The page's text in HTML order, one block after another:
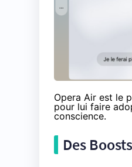
Opera Air est le
pour lui faire
conscience.
Des